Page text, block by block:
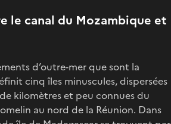
le canal du Mozambique et
d’outre-mer que sont la
cinq îles minuscules, dispersées
kilomètres et peu connues du
au nord de la Réunion. Dans